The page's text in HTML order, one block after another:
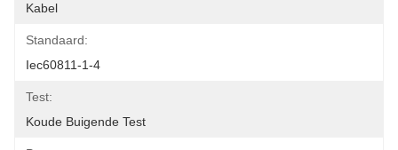
Kabel
Standaard:
Iec60811-1-4
Test:
Koude Buigende Test